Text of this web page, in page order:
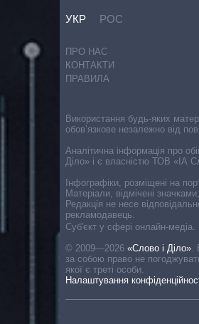
УКР РОС
ПРО НАС
КОНТАКТИ
ПРАВИЛА
Cуб'єкт у сфері онлайн-
© 2009—2026 «Слово і Діло»
за собою право не
якої є треті особи.
Налаштування
Використання будь-яких
обов’язкове незалежно від
Аналітична інформація про
Діло» і є власністю ТОВ «ІА
Інфографіки, розміщені на
Матеріали, відмічені
Редакція не несе
рекламодавець.